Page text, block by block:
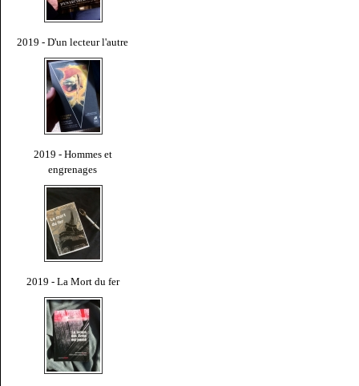
2019 - D'un lecteur l'autre
2019 - Hommes et
engrenages
2019 - La Mort du fer